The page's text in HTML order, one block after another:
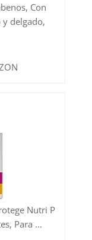
Con
delgado,
Nutri P
Para ...